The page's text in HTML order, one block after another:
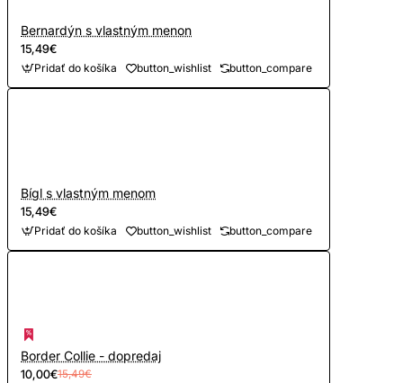
Bernardýn s vlastným menon
15,49€
Pridať do košíka button_wishlist button_compare
Bígl s vlastným menom
15,49€
Pridať do košíka button_wishlist button_compare
Border Collie - dopredaj
10,00€15,49€